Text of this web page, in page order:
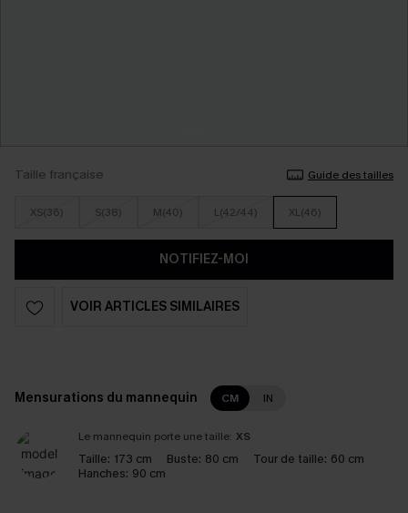
Taille française Guide des tailles
XS(36) S(38) M(40) L(42/44) XL(46)
NOTIFIEZ-MOI
VOIR ARTICLES SIMILAIRES
Mensurations du mannequin CM IN
Le mannequin porte une taille: XS
Taille: 173 cm Buste: 80 cm Tour de taille: 60 cm
Hanches: 90 cm